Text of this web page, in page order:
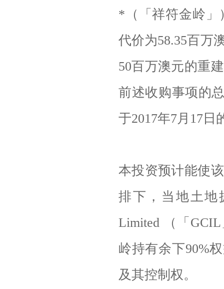
*（「祥符金岭」
代价为58.35百万
50百万澳元的重
前述收购事项的
于2017年7月17日
本投资预计能使
排下，当地土地
Limited （「
岭持有余下90%
及其控制权。